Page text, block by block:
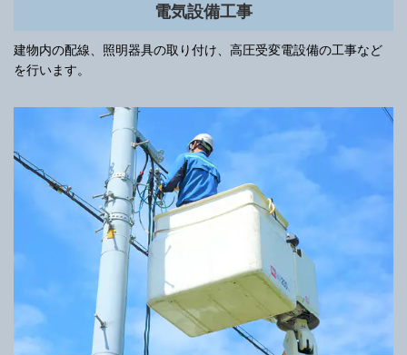
電気設備工事
建物内の配線、照明器具の取り付け、高圧受変電設備の工事など
を行います。